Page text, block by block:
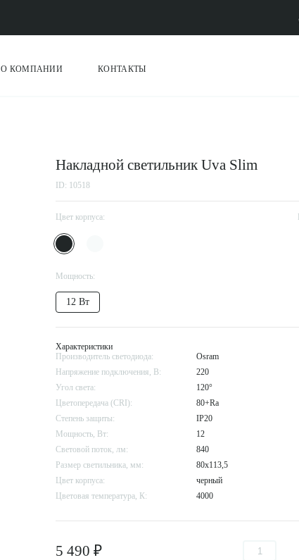
О КОМПАНИИ КОНТАКТЫ
Накладной светильник Uva Slim
ID: 10518
Цвет корпуса:
Мощность:
12 Вт
Характеристики
Производитель светодиода:
Osram
Напряжение подключения, В:
220
Угол света:
120°
Цветопередача (CRI):
80+Ra
Степень защиты:
IP20
Мощность, Вт:
12
Световой поток, лм:
840
Размер cветильника, мм:
80x113,5
Цвет корпуса:
черный
Цветовая температура, К:
4000
5 490 ₽